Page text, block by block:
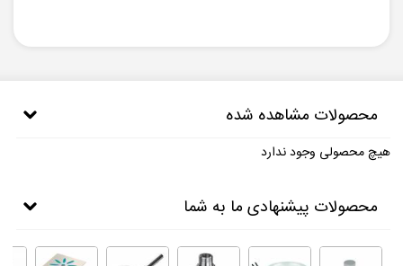
محصولات مشاهده شده
هیچ محصولی وجود ندارد
محصولات پیشنهادی ما به شما